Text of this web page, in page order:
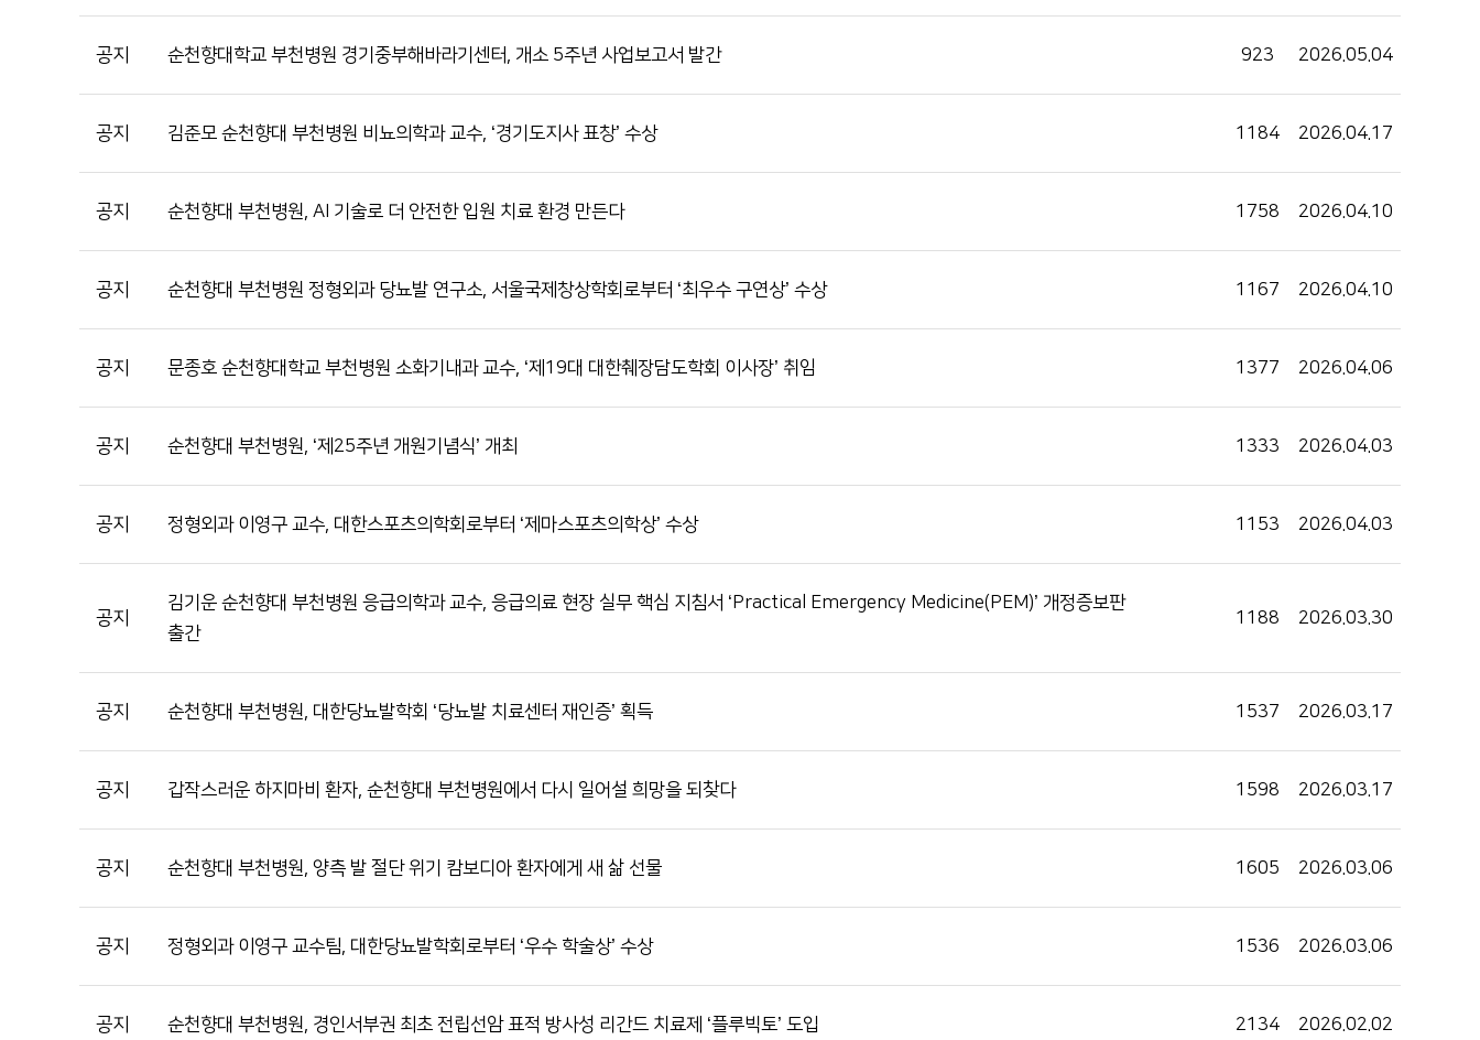
공지 순천향대학교 부천병원 경기중부해바라기센터, 개소 5주년 사업보고서 발간 923 2026.05.04
공지 김준모 순천향대 부천병원 비뇨의학과 교수, ‘경기도지사 표창’ 수상 1184 2026.04.17
공지 순천향대 부천병원, AI 기술로 더 안전한 입원 치료 환경 만든다 1758 2026.04.10
공지 순천향대 부천병원 정형외과 당뇨발 연구소, 서울국제창상학회로부터 ‘최우수 구연상’ 수상 1167 2026.04.10
공지 문종호 순천향대학교 부천병원 소화기내과 교수, ‘제19대 대한췌장담도학회 이사장’ 취임 1377 2026.04.06
공지 순천향대 부천병원, ‘제25주년 개원기념식’ 개최 1333 2026.04.03
공지 정형외과 이영구 교수, 대한스포츠의학회로부터 ‘제마스포츠의학상’ 수상 1153 2026.04.03
공지
김기운 순천향대 부천병원 응급의학과 교수, 응급의료 현장 실무 핵심 지침서 ‘Practical Emergency Medicine(PEM)’ 개정증보판
출간
1188 2026.03.30
공지 순천향대 부천병원, 대한당뇨발학회 ‘당뇨발 치료센터 재인증’ 획득 1537 2026.03.17
공지 갑작스러운 하지마비 환자, 순천향대 부천병원에서 다시 일어설 희망을 되찾다 1598 2026.03.17
공지 순천향대 부천병원, 양측 발 절단 위기 캄보디아 환자에게 새 삶 선물 1605 2026.03.06
공지 정형외과 이영구 교수팀, 대한당뇨발학회로부터 ‘우수 학술상’ 수상 1536 2026.03.06
공지 순천향대 부천병원, 경인서부권 최초 전립선암 표적 방사성 리간드 치료제 ‘플루빅토’ 도입 2134 2026.02.02